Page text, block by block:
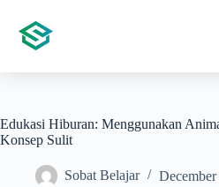
Edukasi Hiburan: Menggunakan
Konsep Sulit
Sobat Belajar